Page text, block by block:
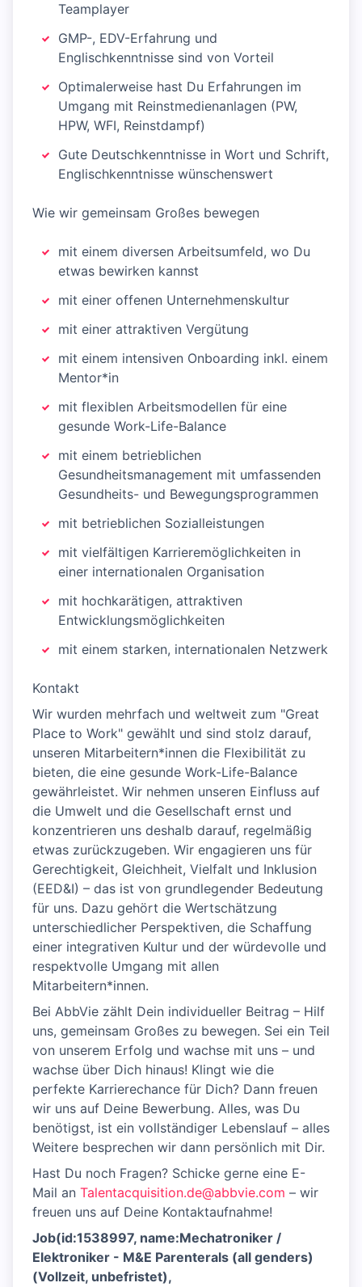
Teamplayer
GMP-, EDV-Erfahrung und
Englischkenntnisse sind von Vorteil
Optimalerweise hast Du Erfahrungen im
Umgang mit Reinstmedienanlagen (PW,
HPW, WFI, Reinstdampf)
Gute Deutschkenntnisse in Wort und Schrift,
Englischkenntnisse wünschenswert
Wie wir gemeinsam Großes bewegen
mit einem diversen Arbeitsumfeld, wo Du
etwas bewirken kannst
mit einer offenen Unternehmenskultur
mit einer attraktiven Vergütung
mit einem intensiven Onboarding inkl. einem
Mentor*in
mit flexiblen Arbeitsmodellen für eine
gesunde Work-Life-Balance
mit einem betrieblichen
Gesundheitsmanagement mit umfassenden
Gesundheits- und Bewegungsprogrammen
mit betrieblichen Sozialleistungen
mit vielfältigen Karrieremöglichkeiten in
einer internationalen Organisation
mit hochkarätigen, attraktiven
Entwicklungsmöglichkeiten
mit einem starken, internationalen Netzwerk
Kontakt
Wir wurden mehrfach und weltweit zum "Great
Place to Work" gewählt und sind stolz darauf,
unseren Mitarbeitern*innen die Flexibilität zu
bieten, die eine gesunde Work-Life-Balance
gewährleistet. Wir nehmen unseren Einfluss auf
die Umwelt und die Gesellschaft ernst und
konzentrieren uns deshalb darauf, regelmäßig
etwas zurückzugeben. Wir engagieren uns für
Gerechtigkeit, Gleichheit, Vielfalt und Inklusion
(EED&I) – das ist von grundlegender Bedeutung
für uns. Dazu gehört die Wertschätzung
unterschiedlicher Perspektiven, die Schaffung
einer integrativen Kultur und der würdevolle und
respektvolle Umgang mit allen
Mitarbeitern*innen.
Bei AbbVie zählt Dein individueller Beitrag – Hilf
uns, gemeinsam Großes zu bewegen. Sei ein Teil
von unserem Erfolg und wachse mit uns – und
wachse über Dich hinaus! Klingt wie die
perfekte Karrierechance für Dich? Dann freuen
wir uns auf Deine Bewerbung. Alles, was Du
benötigst, ist ein vollständiger Lebenslauf – alles
Weitere besprechen wir dann persönlich mit Dir.
Hast Du noch Fragen? Schicke gerne eine E-
Mail an Talentacquisition.de@abbvie.com – wir
freuen uns auf Deine Kontaktaufnahme!
Job(id:1538997, name:Mechatroniker /
Elektroniker - M&E Parenterals (all genders)
(Vollzeit, unbefristet),